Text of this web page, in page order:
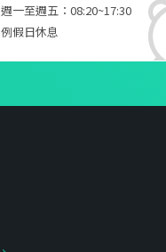
週一至週五：08:20~17:30
例假日休息